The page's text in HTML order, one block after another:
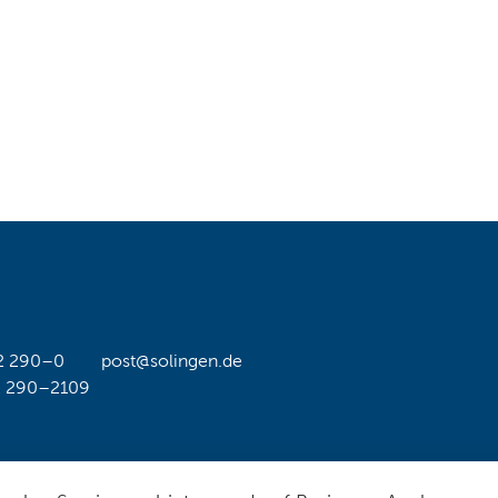
290–0
290–2109
post@solingen.de